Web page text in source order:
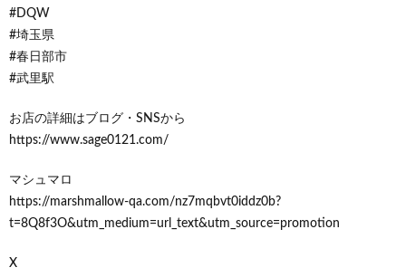
#DQW
#埼玉県
#春日部市
#武里駅
お店の詳細はブログ・SNSから
https://www.sage0121.com/
マシュマロ
https://marshmallow-qa.com/nz7mqbvt0iddz0b?
t=8Q8f3O&utm_medium=url_text&utm_source=promotion
X